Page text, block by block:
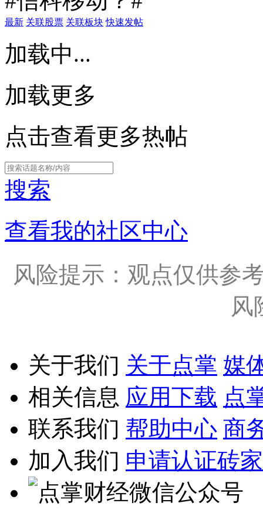
最新 关联股票 关联板块 快速发帖
加载中...
加载更多
点击查看更多热帖
搜索
查看我的社区中心
风险提示：观点仅供参
风
关于我们 关于点掌 媒
相关信息 应用下载 点
联系我们 帮助中心 商
加入我们 申请认证砖家